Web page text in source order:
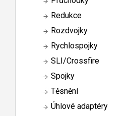
Redukce
Rozdvojky
Rychlospojky
SLI/Crossfire
Spojky
Těsnění
Úhlové adaptéry